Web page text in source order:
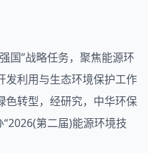
国”战略任务，聚焦能源环
发利用与生态环境保护工作
色转型，经研究，中华环保
第二届)能源环境技